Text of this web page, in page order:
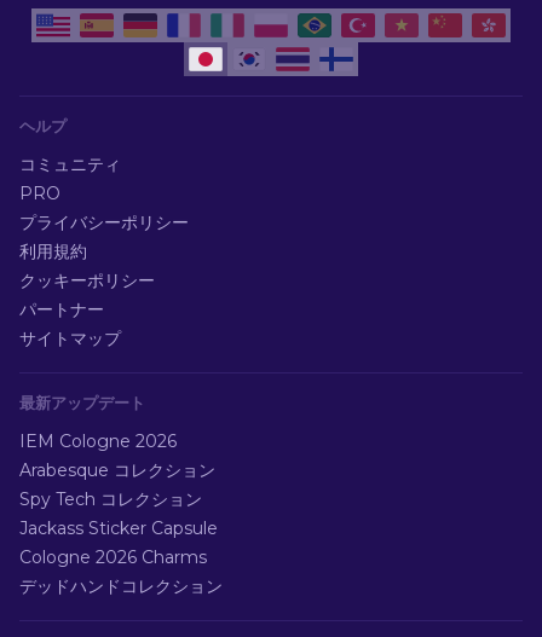
ヘルプ
コミュニティ
PRO
プライバシーポリシー
利用規約
クッキーポリシー
パートナー
サイトマップ
最新アップデート
IEM Cologne 2026
Arabesque コレクション
Spy Tech コレクション
Jackass Sticker Capsule
Cologne 2026 Charms
デッドハンドコレクション